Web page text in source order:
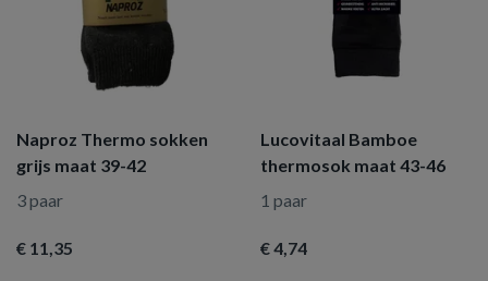
Naproz Thermo sokken
grijs maat 39-42
3 paar
€ 11,35
Lucovitaal Bamboe
thermosok maat 43-46
1 paar
€ 4,74